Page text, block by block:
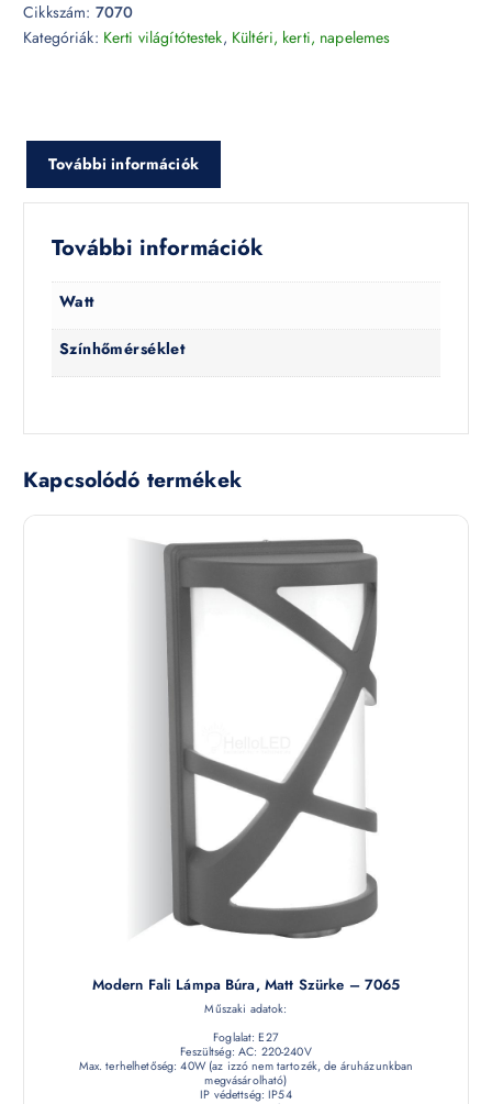
Cikkszám: 7070
Kategóriák: Kerti világítótestek, Kültéri, kerti, napelemes
További információk
További információk
Watt
Színhőmérséklet
Kapcsolódó termékek
Modern Fali Lámpa Búra, Matt Szürke – 7065
Műszaki adatok:
Foglalat: E27
Feszültség: AC: 220-240V
Max. terhelhetőség: 40W (az izzó nem tartozék, de áruházunkban
megvásárolható)
IP védettség: IP54